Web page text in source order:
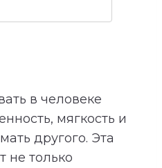
в человеке
мягкость и
другого. Эта
не только